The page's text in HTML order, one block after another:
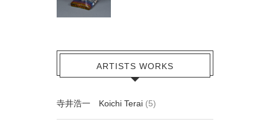
ARTISTS WORKS
寺井浩一 Koichi Terai (5)